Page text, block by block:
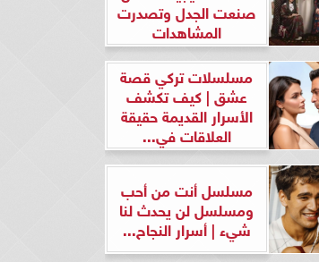
صنعت الجدل وتصدرت
المشاهدات
مسلسلات تركي قصة
عشق | كيف تكشف
الأسرار القديمة حقيقة
العلاقات في...
مسلسل أنت من أحب
ومسلسل لن يحدث لنا
شيء | أسرار النجاح...